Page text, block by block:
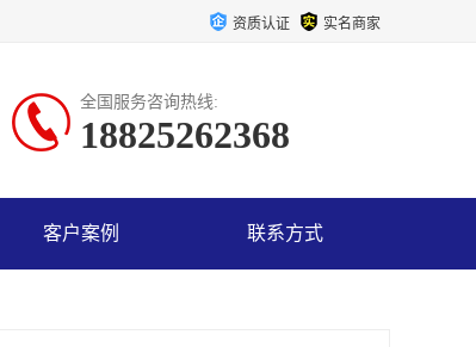
资质认证 实名商家
全国服务咨询热线:
18825262368
客户案例 联系方式